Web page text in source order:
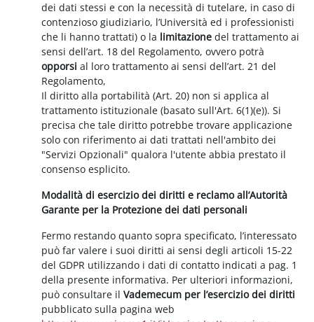
dei dati stessi e con la necessità di tutelare, in caso di
contenzioso giudiziario, l’Università ed i professionisti
che li hanno trattati) o la limitazione del trattamento ai
sensi dell’art. 18 del Regolamento, ovvero potrà
opporsi al loro trattamento ai sensi dell’art. 21 del
Regolamento,
Il diritto alla portabilità (Art. 20) non si applica al
trattamento istituzionale (basato sull'Art. 6(1)(e)). Si
precisa che tale diritto potrebbe trovare applicazione
solo con riferimento ai dati trattati nell'ambito dei
"Servizi Opzionali" qualora l'utente abbia prestato il
consenso esplicito.
Modalità di esercizio dei diritti e reclamo all’Autorità
Garante per la Protezione dei dati personali
Fermo restando quanto sopra specificato, l’interessato
può far valere i suoi diritti ai sensi degli articoli 15-22
del GDPR utilizzando i dati di contatto indicati a pag. 1
della presente informativa. Per ulteriori informazioni,
può consultare ilVademecum per l’esercizio dei diritti
pubblicato sulla pagina web